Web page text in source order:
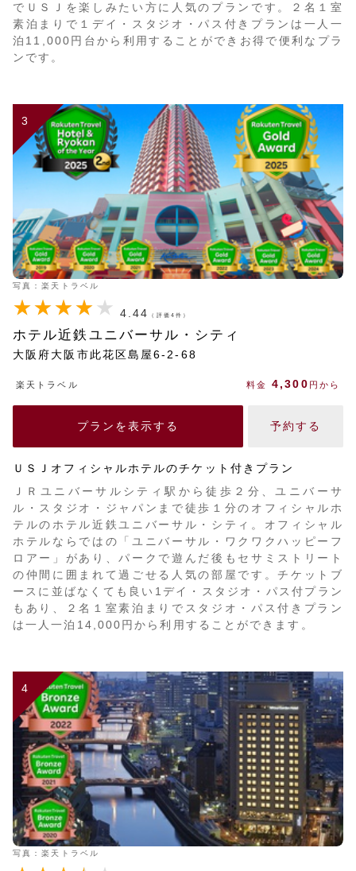
でＵＳＪを楽しみたい方に人気のプランです。２名１室
素泊まりで１デイ・スタジオ・パス付きプランは一人一
泊11,000円台から利用することができお得で便利なプラ
ンです。
3
写真：楽天トラベル
4.44 （評価4件）
ホテル近鉄ユニバーサル・シティ
大阪府大阪市此花区島屋6-2-68
ＵＳＪオフィシャルホテルのチケット付きプラン
ＪＲユニバーサルシティ駅から徒歩２分、ユニバーサ
ル・スタジオ・ジャパンまで徒歩１分のオフィシャルホ
テルのホテル近鉄ユニバーサル・シティ。オフィシャル
ホテルならではの「ユニバーサル・ワクワクハッピーフ
ロアー」があり、パークで遊んだ後もセサミストリート
の仲間に囲まれて過ごせる人気の部屋です。チケットブ
ースに並ばなくても良い1デイ・スタジオ・パス付プラン
もあり、２名１室素泊まりでスタジオ・パス付きプラン
は一人一泊14,000円から利用することができます。
楽天トラベル 料金 4,300 円から
プランを表示する 予約する
4
写真：楽天トラベル